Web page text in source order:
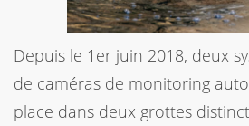
Depuis le 1er juin 2018, deux
de caméras de monitoring
place dans deux grottes